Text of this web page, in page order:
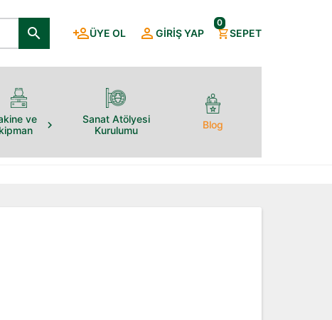
ÜYE OL GIRIŞ YAP SEPET
0
ve
Sanat Atölyesi
Kurulumu
Blog